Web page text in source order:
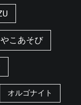
こあそび
オルゴナイト